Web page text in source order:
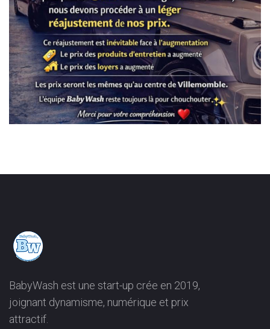
BabyWash est une start-up crée en 2019,
joignant dynamisme, numérique et prix
attractif.